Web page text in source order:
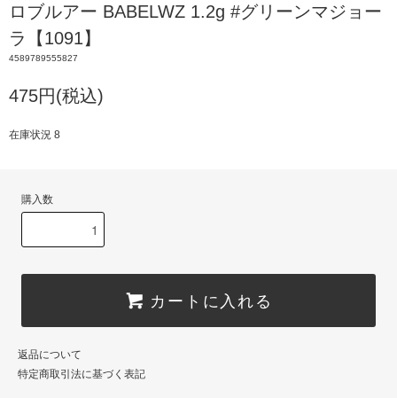
ロブルアー BABELWZ 1.2g #グリーンマジョー
ラ【1091】
4589789555827
475円(税込)
在庫状況 8
購入数
カートに入れる
返品について
特定商取引法に基づく表記